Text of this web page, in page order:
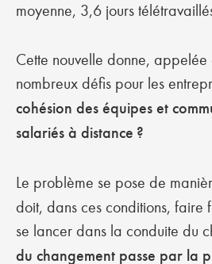
moyenne, 3,6 jours
Cette nouvelle donne,
nombreux défis pour les
cohésion des équipes et
salariés à distance ?
Le problème se pose de
doit, dans ces conditions, faire
se lancer dans la conduite du
du changement passe par la